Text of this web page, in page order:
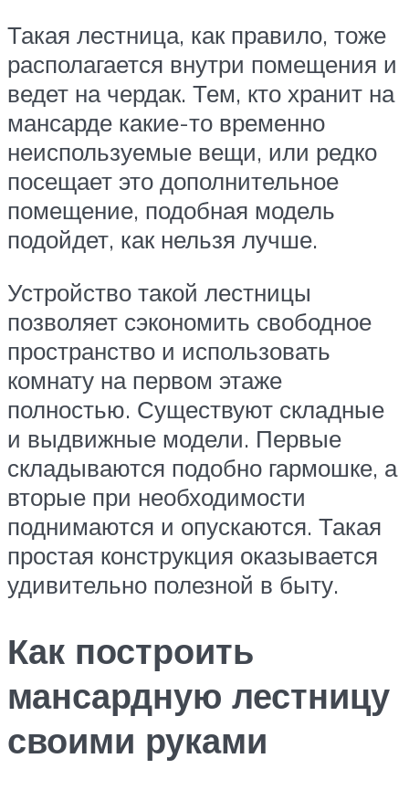
Такая лестница, как правило, тоже
располагается внутри помещения и
ведет на чердак. Тем, кто хранит на
мансарде какие-то временно
неиспользуемые вещи, или редко
посещает это дополнительное
помещение, подобная модель
подойдет, как нельзя лучше.
Устройство такой лестницы
позволяет сэкономить свободное
пространство и использовать
комнату на первом этаже
полностью. Существуют складные
и выдвижные модели. Первые
складываются подобно гармошке, а
вторые при необходимости
поднимаются и опускаются. Такая
простая конструкция оказывается
удивительно полезной в быту.
Как построить
мансардную лестницу
своими руками